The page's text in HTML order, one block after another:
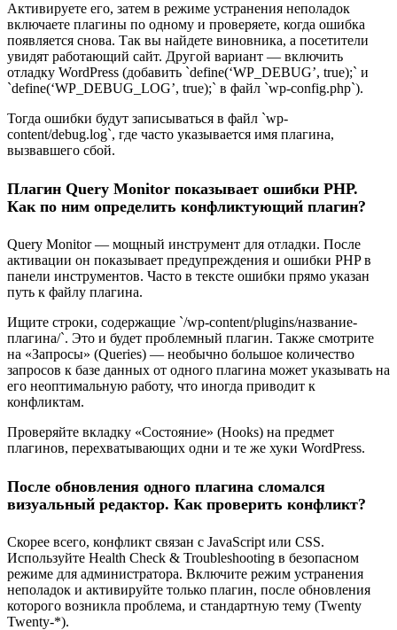
Активируете его, затем в режиме устранения неполадок
включаете плагины по одному и проверяете, когда ошибка
появляется снова. Так вы найдете виновника, а посетители
увидят работающий сайт. Другой вариант — включить
отладку WordPress (добавить `define(‘WP_DEBUG’, true);` и
`define(‘WP_DEBUG_LOG’, true);` в файл `wp-config.php`).
Тогда ошибки будут записываться в файл `wp-
content/debug.log`, где часто указывается имя плагина,
вызвавшего сбой.
Плагин Query Monitor показывает ошибки PHP.
Как по ним определить конфликтующий плагин?
Query Monitor — мощный инструмент для отладки. После
активации он показывает предупреждения и ошибки PHP в
панели инструментов. Часто в тексте ошибки прямо указан
путь к файлу плагина.
Ищите строки, содержащие `/wp-content/plugins/название-
плагина/`. Это и будет проблемный плагин. Также смотрите
на «Запросы» (Queries) — необычно большое количество
запросов к базе данных от одного плагина может указывать на
его неоптимальную работу, что иногда приводит к
конфликтам.
Проверяйте вкладку «Состояние» (Hooks) на предмет
плагинов, перехватывающих одни и те же хуки WordPress.
После обновления одного плагина сломался
визуальный редактор. Как проверить конфликт?
Скорее всего, конфликт связан с JavaScript или CSS.
Используйте Health Check & Troubleshooting в безопасном
режиме для администратора. Включите режим устранения
неполадок и активируйте только плагин, после обновления
которого возникла проблема, и стандартную тему (Twenty
Twenty-*).